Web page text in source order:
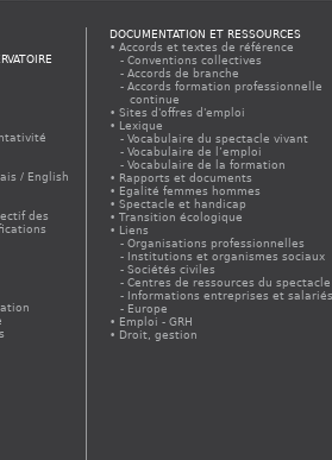
/ English
des
DOCUMENTATION ET RESSOURCES
Accords et textes de référence
Conventions collectives
Accords de branche
Accords formation professionnelle
continue
Sites d'offres d'emploi
Lexique
Vocabulaire du spectacle vivant
Vocabulaire de l’emploi
Vocabulaire de la formation
Rapports et documents
Egalité femmes hommes
Spectacle et handicap
Transition écologique
Liens
Organisations professionnelles
Institutions et organismes sociaux
Sociétés civiles
Centres de ressources du spectacle
Informations entreprises et
Europe
Emploi - GRH
Droit, gestion